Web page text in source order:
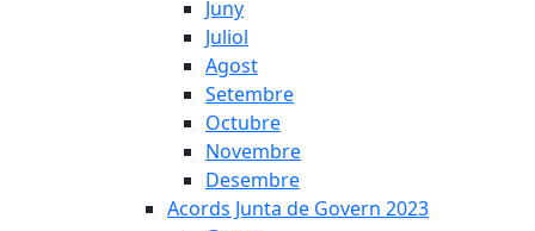
Juny
Juliol
Agost
Setembre
Octubre
Novembre
Desembre
Acords Junta de Govern 2023